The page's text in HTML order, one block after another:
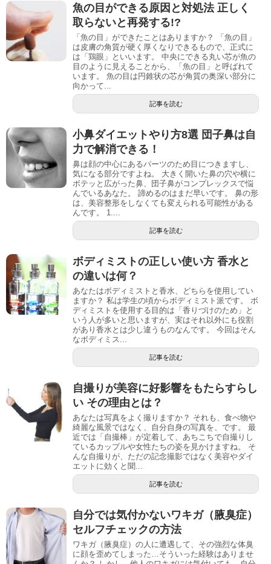
魚の目ができる原因と対処法 正しく
取らないと再発する!?
「魚の目」ができたことはありますか？ 「魚の目」
は皮膚の角質が硬く厚くなりできるもので、正式に
は「鶏眼」といいます。 中央にできる丸い芯が魚の
目のように見えることから、「魚の目」と呼ばれて
います。 魚の目は円錐状の芯が角質の奥深い部分に
向かって...
記事を読む
小鼻ダイエットやり方8選 団子鼻は自
力で解消できる！
鼻は顔の中心にあるパーツのため目につきますし、
気になる部分ですよね。 大きく開いた鼻の穴や横に
ボテッと広がった鼻、団子鼻がコンプレックスで悩
んでいるあなた。 諦めるのはまだ早いです。 鼻の形
は、美容整形をしなくても変えられる可能性がある
んです。 1....
記事を読む
ボディミストの正しい使い方 香水と
の違いは何？
あなたはボディミストと香水、どちらを使用してい
ますか？ 私は学生の頃からボディミスト派です。 ボ
ディミストを使用する目的は「香りづけのため」と
いう人が多いと思いますが、実はそれ以外にも役割
があり香水とは少し違うものなんです。 今回はそん
なボディミス...
記事を読む
自撮りが美容に好影響をもたらすらし
い その理由とは？
あなたは写真をよく撮りますか？ それも、食べ物や
綺麗な風景ではなく、自分自身の写真を、です。 最
近では「自撮棒」が定着して、あちこちで自撮りし
ているカップルや女性たちの姿を見かけますね。 そ
んな自撮りが、ただの記念撮影ではなく美容やダイ
エットに効くと聞...
記事を読む
自分では気付かないワキガ（腋臭症）
セルフチェックの方法
ワキガ（腋臭症）の人に遭遇して、その強烈な体臭
に顔を歪めてしまった…そういった経験はありませ